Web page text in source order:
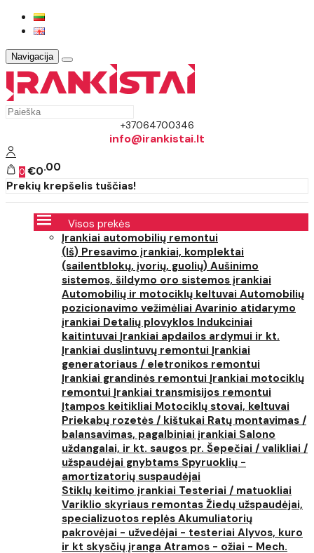
Navigacija
+37064700346
info@irankistai.lt
0 €0 00
Prekių krepšelis tuščias!
Visos prekės
Įrankiai automobilių remontui
(Iš) Presavimo įrankiai, komplektai
(sailentblokų, įvorių, guolių) Aušinimo
sistemos, šildymo oro sistemos įrankiai
Automobilių ir motociklų keltuvai Automobilių
pozicionavimo vežimėliai Avarinio atidarymo
įrankiai Detalių plovyklos Indukciniai
kaitintuvai Įrankiai apdailos ardymui ir kt.
Įrankiai duslintuvų remontui Įrankiai
generatoriaus / eletronikos remontui
Įrankiai grandinės remontui Įrankiai motociklų
remontui Įrankiai transmisijos remontui
Įtampos keitikliai Motociklų stovai, keltuvai
Priekabų rozetės / kištukai Ratų montavimas /
balansavimas, pagalbiniai įrankiai Salono
uždangalai, ir kt. saugos pr. Šepečiai / valikliai /
užspaudėjai gnybtams Spyruoklių -
amortizatorių suspaudėjai
Stiklų keitimo įrankiai Testeriai / matuokliai
Variklio skyriaus remontas Žiedų užspaudėjai,
specializuotos replės Akumuliatorių
pakrovėjai - užvedėjai - testeriai Alyvos, kuro
ir kt skysčių įranga Atramos - ožiai - Mech.